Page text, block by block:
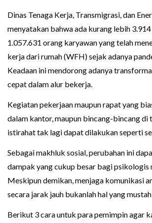
Dinas Tenaga Kerja, Transmigrasi, dan
menyatakan bahwa ada kurang lebih 3.914
1.057.631 orang karyawan yang telah
kerja dari rumah (WFH) sejak adanya
Keadaan ini mendorong adanya
cepat dalam alur bekerja.
Kegiatan pekerjaan maupun rapat yang
dalam kantor, maupun bincang-bincang di
istirahat tak lagi dapat dilakukan seperti
Sebagai makhluk sosial, perubahan ini
dampak yang cukup besar bagi psikologis
Meskipun demikan, menjaga komunikasi
secara jarak jauh bukanlah hal yang
Berikut 3 cara untuk para pemimpin agar